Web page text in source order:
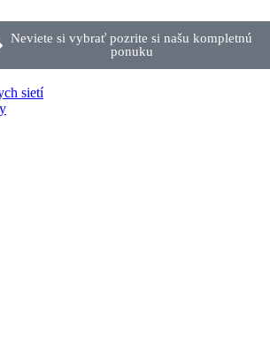
Neviete si vybrať pozrite si našu kompletnú
ponuku
sietí